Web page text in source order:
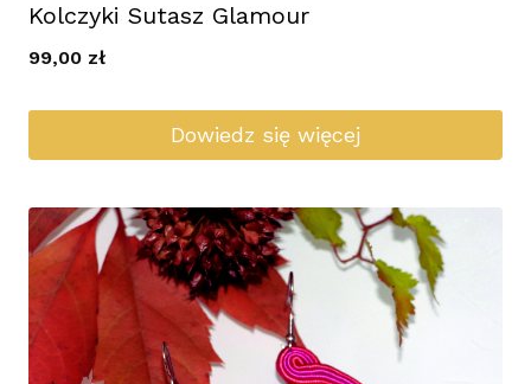
Kolczyki Sutasz Glamour
99,00 zł
Dowiedz się więcej